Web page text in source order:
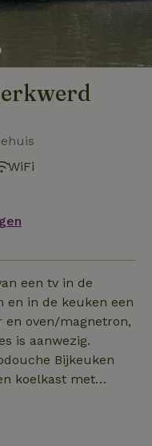
WiFi
een tv in de
en in de keuken een
en oven/magnetron,
is aanwezig.
Bijkeuken
koelkast met
2-persoonsbed.
aanwezig.